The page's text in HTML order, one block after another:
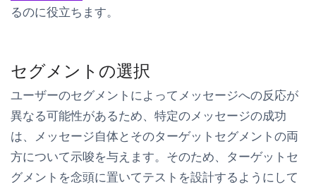
るのに役立ちます。
セグメントの選択
ユーザーのセグメントによってメッセージへの反応が
異なる可能性があるため、特定のメッセージの成功
は、メッセージ自体とそのターゲットセグメントの両
方について示唆を与えます。そのため、ターゲットセ
グメントを念頭に置いてテストを設計するようにして